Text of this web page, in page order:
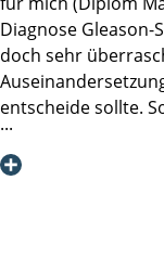
Diagnose Gleason-
doch sehr
entscheide sollte.
und zu einem
Klarheit, Empathie